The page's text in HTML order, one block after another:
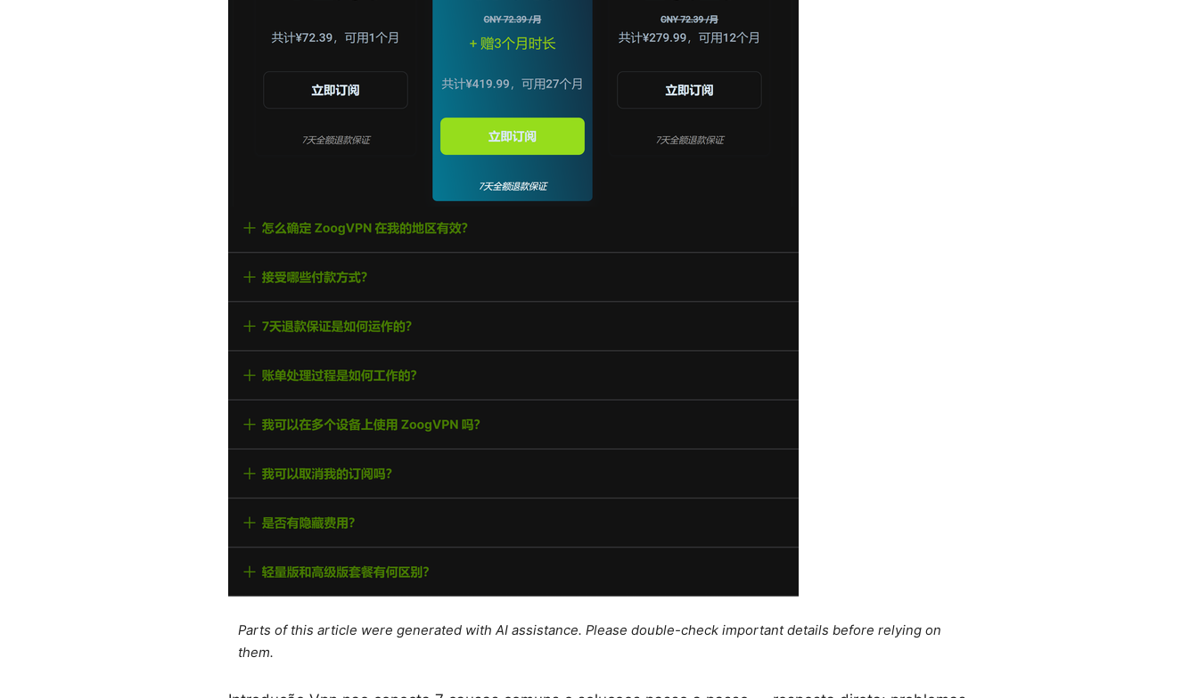
Parts of this article were generated with AI assistance. Please double-check important details before relying on
them.